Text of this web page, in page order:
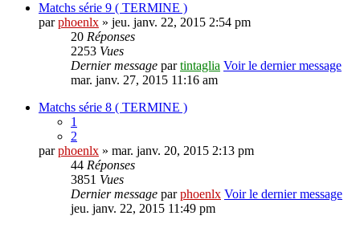
Matchs série 9 ( TERMINE )
parphoenlx » jeu. janv. 22, 2015 2:54 pm
20 Réponses
2253 Vues
Dernier message partintaglia Voir le dernier message
mar. janv. 27, 2015 11:16 am
Matchs série 8 ( TERMINE )
1
2
parphoenlx » mar. janv. 20, 2015 2:13 pm
44 Réponses
3851 Vues
Dernier message parphoenlx Voir le dernier message
jeu. janv. 22, 2015 11:49 pm